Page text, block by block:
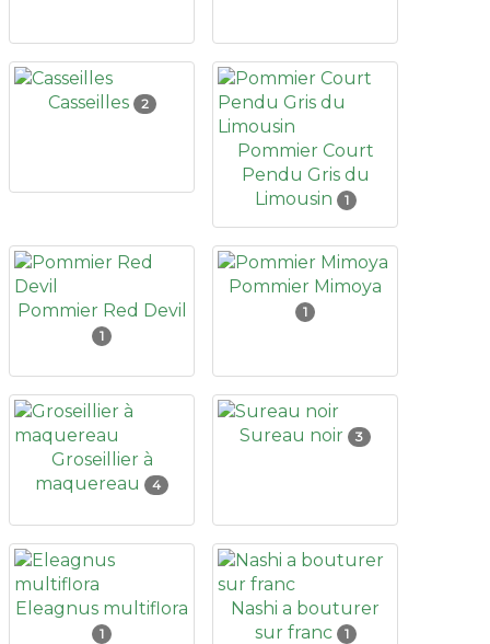
Casseilles 2
Pommier Court
Pendu Gris du
Limousin
1
Pommier Red Devil
1
Pommier Mimoya
1
Groseillier à
maquereau
4
Sureau noir 3
Eleagnus multiflora
1
Nashi a bouturer
sur franc
1